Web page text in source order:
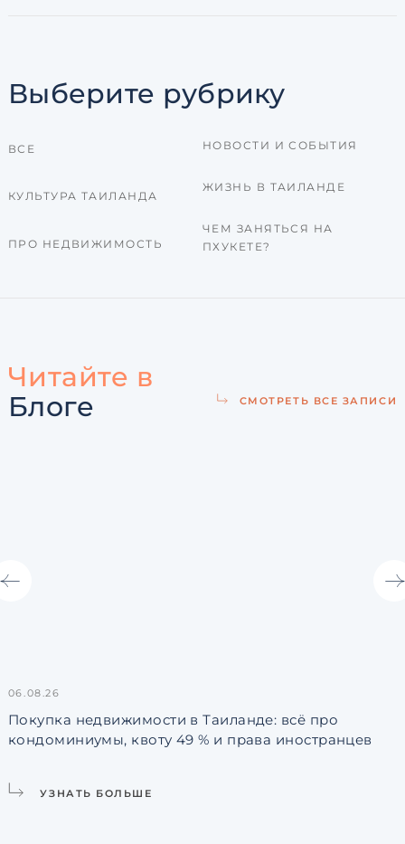
Выберите рубрику
ВСЕ
КУЛЬТУРА ТАИЛАНДА
ПРО НЕДВИЖИМОСТЬ
НОВОСТИ И СОБЫТИЯ
ЖИЗНЬ В ТАИЛАНДЕ
ЧЕМ ЗАНЯТЬСЯ НА
ПХУКЕТЕ?
Читайте в
Блоге
СМОТРЕТЬ ВСЕ ЗАПИСИ
06.08.26
Покупка недвижимости в Таиланде: всё про
кондоминиумы, квоту 49 % и права иностранцев
УЗНАТЬ БОЛЬШЕ